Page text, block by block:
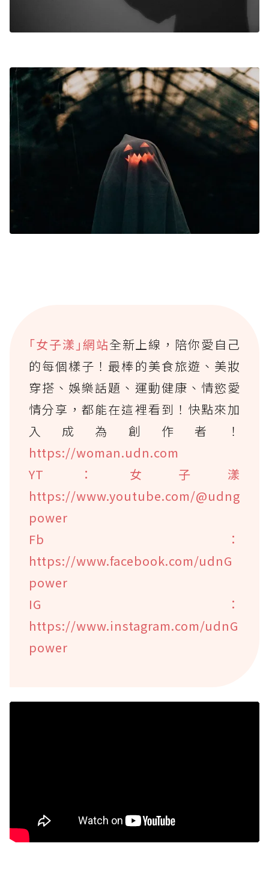
｢女子漾｣網站全新上線，陪你愛自己
的每個樣子！最棒的美食旅遊、美妝
穿搭、娛樂話題、運動健康、情慾愛
情分享，都能在這裡看到！快點來加
入成為創作者！
https://woman.udn.com
YT：女子漾
https://www.youtube.com/@udng
power
Fb：
https://www.facebook.com/udnG
power
IG：
https://www.instagram.com/udnG
power